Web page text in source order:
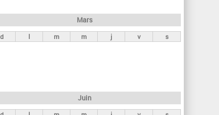
r
c
Mars
d l m m j v s
Juin